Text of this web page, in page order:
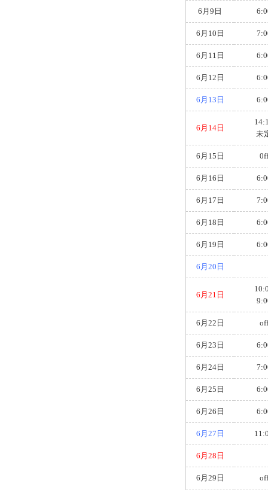
6月9日
6月10日
6月11日
6月12日
6月13日
6月14日
未
6月15日 0ff
6月16日
6月17日
6月18日
6月19日
6月20日
6月21日
6月22日 off
6月23日
6月24日
6月25日
6月26日
6月27日
6月28日
6月29日 off